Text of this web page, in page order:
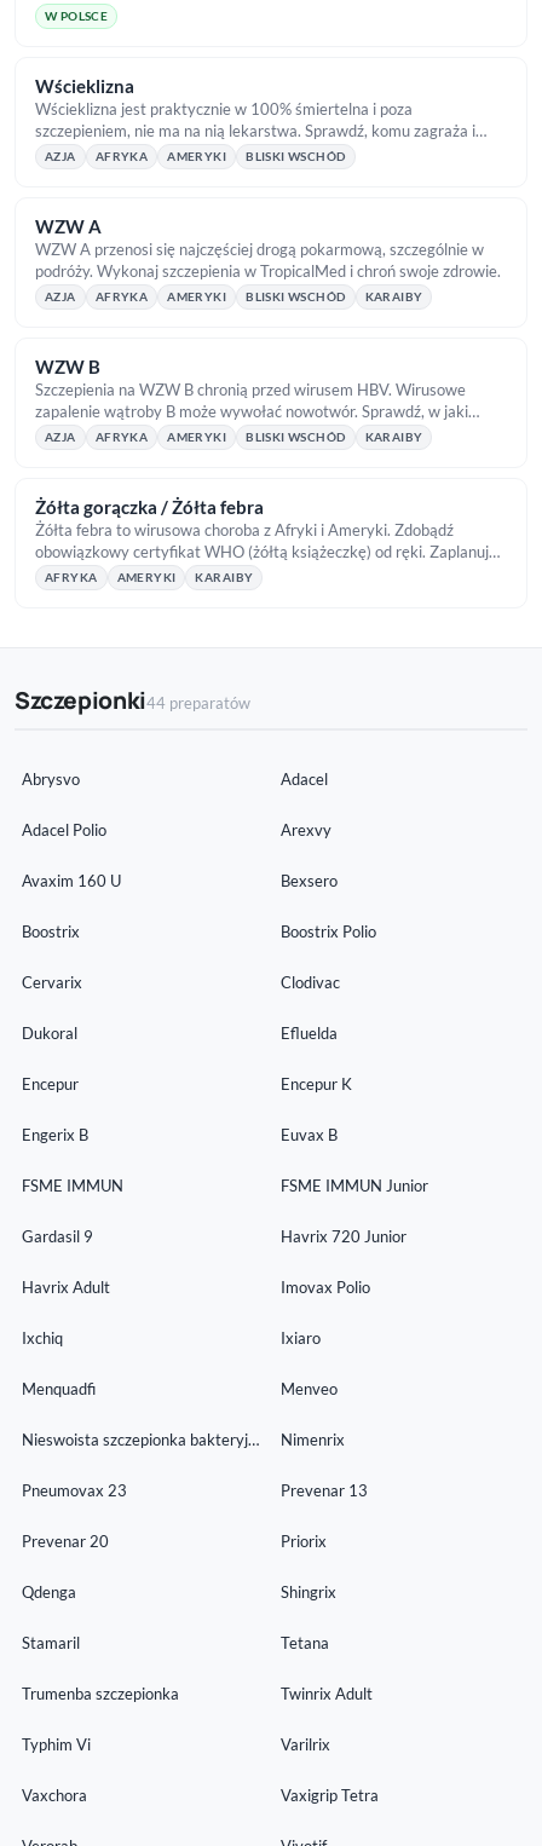
w TropicalMed. Zapraszamy!
W POLSCE
Wścieklizna
Wścieklizna jest praktycznie w 100% śmiertelna i poza
szczepieniem, nie ma na nią lekarstwa. Sprawdź, komu zagraża i
umów szczepienie w TropicalMed!
AZJA AFRYKA AMERYKI BLISKI WSCHÓD
WZW A
WZW A przenosi się najczęściej drogą pokarmową, szczególnie w
podróży. Wykonaj szczepienia w TropicalMed i chroń swoje zdrowie.
AZJA AFRYKA AMERYKI BLISKI WSCHÓD KARAIBY
WZW B
Szczepienia na WZW B chronią przed wirusem HBV. Wirusowe
zapalenie wątroby B może wywołać nowotwór. Sprawdź, w jaki
sposób chronić się przed WZW B!
AZJA AFRYKA AMERYKI BLISKI WSCHÓD KARAIBY
Żółta gorączka / Żółta febra
Żółta febra to wirusowa choroba z Afryki i Ameryki. Zdobądź
obowiązkowy certyfikat WHO (żółtą książeczkę) od ręki. Zaplanuj
szczepienia przed wyjazdem.
AFRYKA AMERYKI KARAIBY
Szczepionki44 preparatów
Abrysvo Adacel
Adacel Polio Arexvy
Avaxim 160 U Bexsero
Boostrix Boostrix Polio
Cervarix Clodivac
Dukoral Efluelda
Encepur Encepur K
Engerix B Euvax B
FSME IMMUN FSME IMMUN Junior
Gardasil 9 Havrix 720 Junior
Havrix Adult Imovax Polio
Ixchiq Ixiaro
Menquadfi Menveo
Nieswoista szczepionka bakteryjna Nimenrix
Pneumovax 23 Prevenar 13
Prevenar 20 Priorix
Qdenga Shingrix
Stamaril Tetana
Trumenba szczepionka Twinrix Adult
Typhim Vi Varilrix
Vaxchora Vaxigrip Tetra